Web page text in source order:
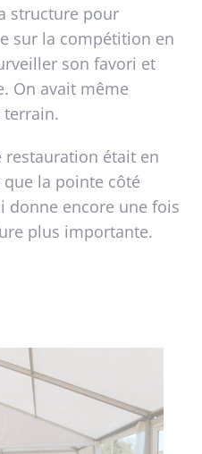
structure pour
sur la compétition en
son favori et
On avait même
terrain.
restauration était en
la pointe côté
donne encore une fois
plus importante.